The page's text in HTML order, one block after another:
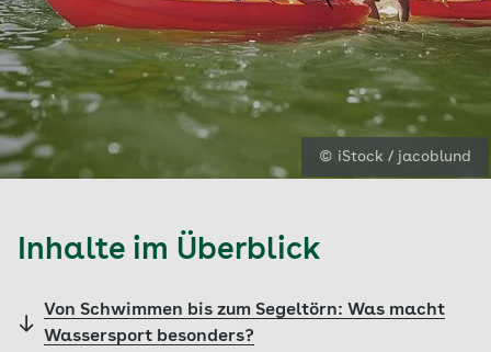
© iStock / jacoblund
Inhalte im Überblick
Von Schwimmen bis zum Segeltörn: Was macht
Wassersport besonders?